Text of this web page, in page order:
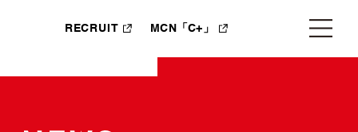
RECRUIT MCN「C+」